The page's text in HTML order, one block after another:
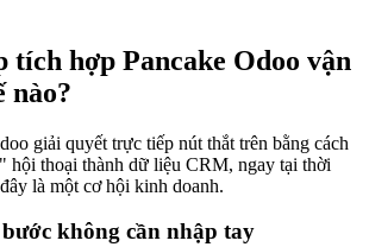
tích hợp Pancake Odoo vận
nào?
giải quyết trực tiếp nút thắt trên bằng cách
hội thoại thành dữ liệu CRM, ngay tại thời
là một cơ hội kinh doanh.
không cần nhập tay